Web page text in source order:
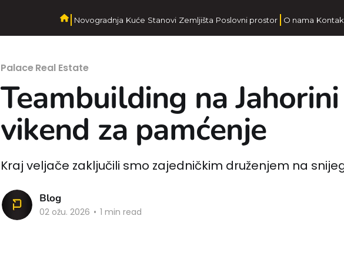
Novogradnja Kuće Stanovi Zemljišta Poslovni prostor O nama
Palace Real Estate
Teambuilding na
vikend za pamćenje
Kraj veljače zaključili smo zajedničkim druženjem na
Blog
02 ožu. 2026 • 1 min read